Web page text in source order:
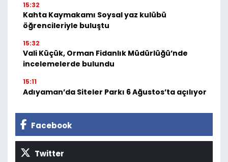
15:32
Kahta Kaymakamı Soysal yaz kulübü
öğrencileriyle buluştu
15:32
Vali Küçük, Orman Fidanlık Müdürlüğü’nde
incelemelerde bulundu
15:11
Adıyaman’da Siteler Parkı 6 Ağustos’ta açılıyor
Facebook
Twitter